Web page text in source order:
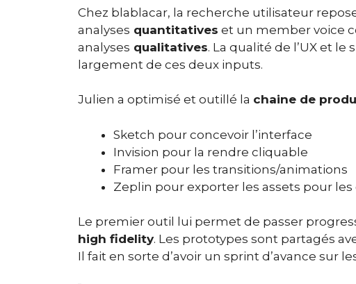
Chez blablacar, la recherche utilisateur
analyses quantitatives et un member voice
analyses qualitatives. La qualité de l’UX et
largement de ces deux inputs.
Julien a optimisé et outillé la chaine de
Sketch pour concevoir l’interface
Invision pour la rendre cliquable
Framer pour les transitions/animations
Zeplin pour exporter les assets pour
Le premier outil lui permet de passer
high fidelity. Les prototypes sont partagés
Il fait en sorte d’avoir un sprint d’avance sur